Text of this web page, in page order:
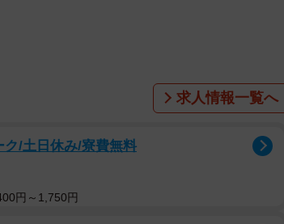
求人情報一覧へ
/土日休み/寮費無料
円～1,750円